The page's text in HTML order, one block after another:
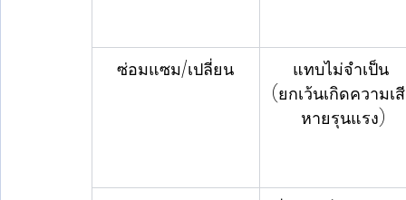
ซ่อมแซม/เปลี่ยน
แทบไม่จำเป็น
(ยกเว้นเกิดความเ
หายรุนแรง)